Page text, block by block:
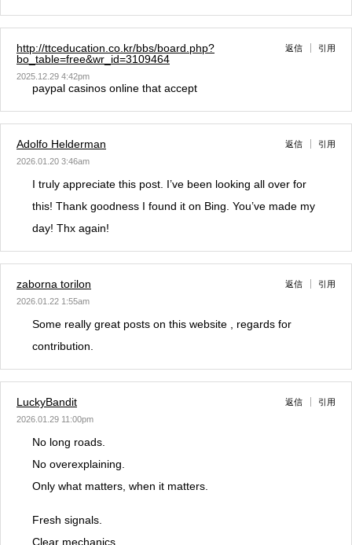
http://ttceducation.co.kr/bbs/board.php?
bo_table=free&wr_id=3109464
2025.12.29 4:42pm
返信 引用
paypal casinos online that accept
Adolfo Helderman
2026.01.20 3:46am
返信 引用
I truly appreciate this post. I’ve been looking all over for
this! Thank goodness I found it on Bing. You’ve made my
day! Thx again!
zaborna torilon
2026.01.22 1:55am
返信 引用
Some really great posts on this website , regards for
contribution.
LuckyBandit
2026.01.29 11:00pm
返信 引用
No long roads.
No overexplaining.
Only what matters, when it matters.
Fresh signals.
Clear mechanics.